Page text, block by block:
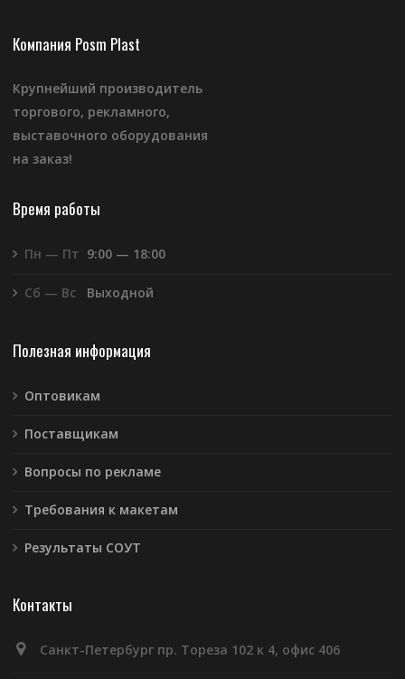
Компания Posm Plast
Крупнейший производитель
торгового, рекламного,
выставочного оборудования
на заказ!
Время работы
Пн — Пт 9:00 — 18:00
Сб — Вс Выходной
Полезная информация
Оптовикам
Поставщикам
Вопросы по рекламе
Требования к макетам
Результаты СОУТ
Контакты
Санкт-Петербург пр. Тореза 102 к 4, офис 406